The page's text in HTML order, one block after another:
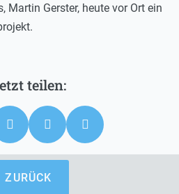
Martin Gerster, heute vor Ort ein
ZURÜCK